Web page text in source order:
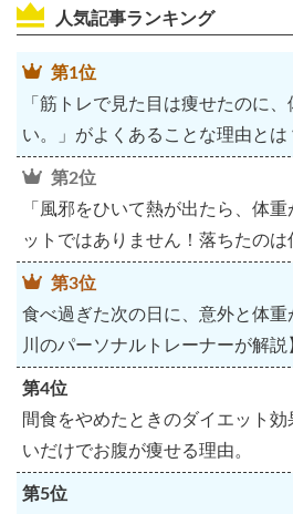
人気記事ランキング
第1位
「筋トレで見た目は痩せたのに
い。」がよくあることな理由とは
第2位
「風邪をひいて熱が出たら、体
ットではありません！落ちたのは
第3位
食べ過ぎた次の日に、意外と体
川のパーソナルトレーナーが解説
第4位
間食をやめたときのダイエット
いだけでお腹が痩せる理由。
第5位